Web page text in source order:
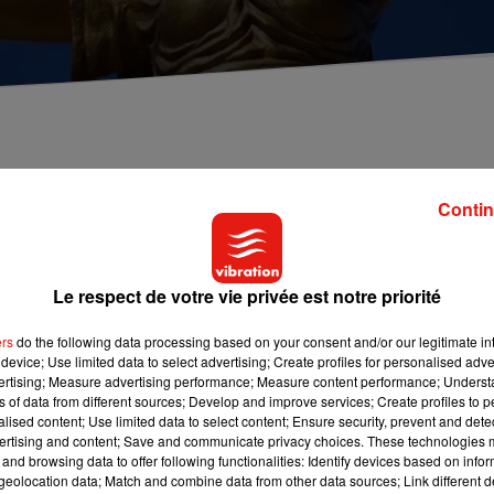
impliqués dans une série de cambriolages
vendredi.
devant les assises du CheràBourges
une station-service et un bureau de tabac ont été ciblés.
trois des suspects pénétraient dans l’établissement,
avec une plusieurs centaines d’euros. Selon leBerry
quelques cartouches de cigarettes.
leur piste. Actuellement, les prévenus risquent jusqu’à 20
sera rendu ce vendredi.
Le respect de votre vie privée est notre priorité
do the following data processing based on your consent and/or our legitimate
Use limited data to select advertising; Create profiles for personalised
Measure advertising performance; Measure content performance;
of data from different sources; Develop and improve services; Create profiles to
content; Use limited data to select content; Ensure security, prevent and
and content; Save and communicate privacy choices. These technologies
browsing data to offer following functionalities: Identify devices based on
data; Match and combine data from other data sources; Link different